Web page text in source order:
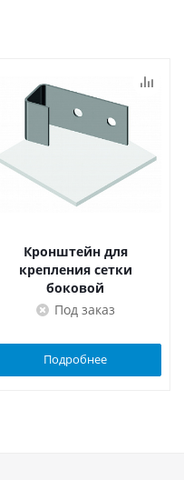
Кронштейн для
крепления сетки
боковой
Под заказ
Подробнее